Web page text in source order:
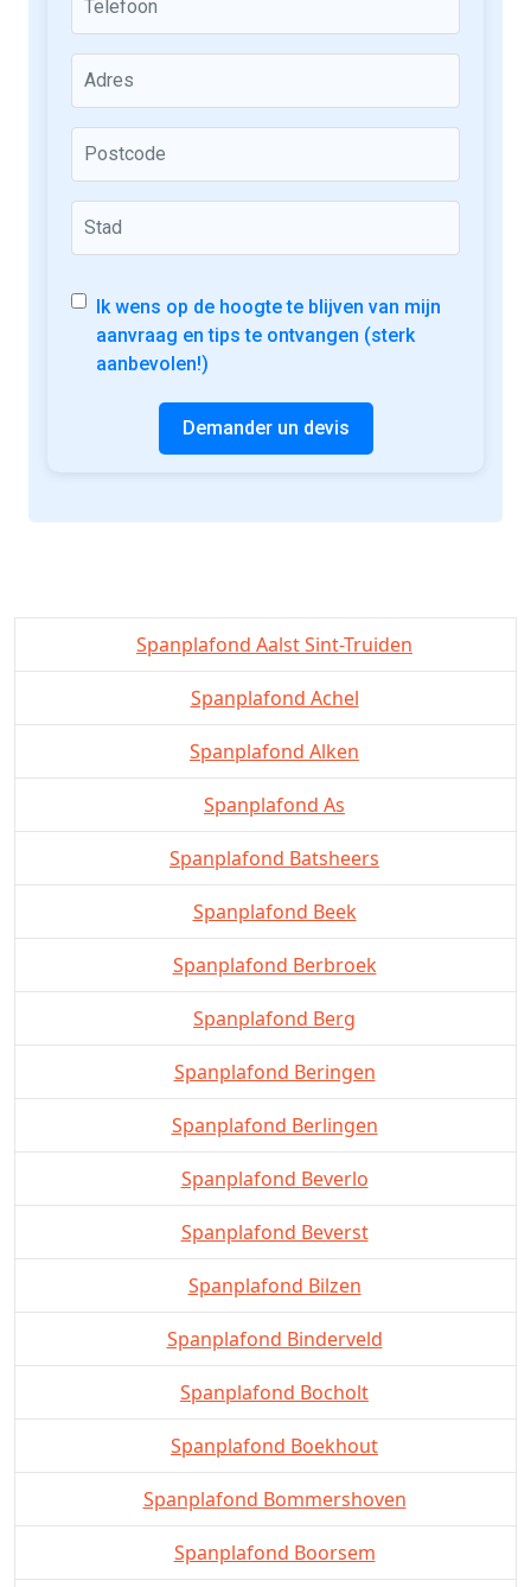
Ik wens op de hoogte te blijven van mijn
aanvraag en tips te ontvangen (sterk
aanbevolen!)
Demander un devis
Spanplafond Aalst Sint-Truiden
Spanplafond Achel
Spanplafond Alken
Spanplafond As
Spanplafond Batsheers
Spanplafond Beek
Spanplafond Berbroek
Spanplafond Berg
Spanplafond Beringen
Spanplafond Berlingen
Spanplafond Beverlo
Spanplafond Beverst
Spanplafond Bilzen
Spanplafond Binderveld
Spanplafond Bocholt
Spanplafond Boekhout
Spanplafond Bommershoven
Spanplafond Boorsem